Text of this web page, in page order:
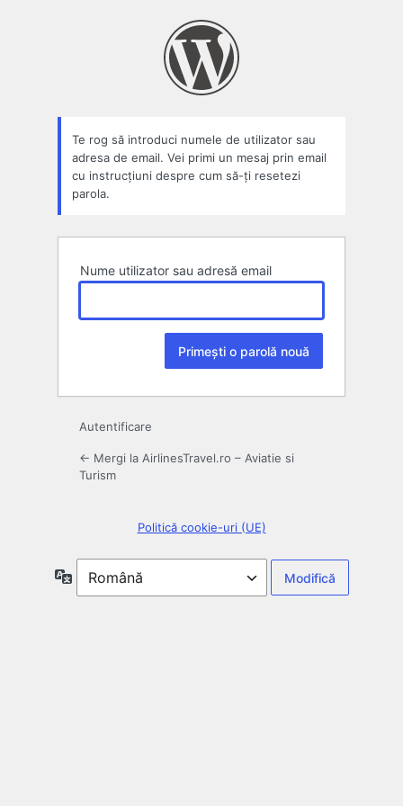
Te rog să introduci numele de utilizator sau
adresa de email. Vei primi un mesaj prin email
cu instrucțiuni despre cum să-ți resetezi
parola.
Nume utilizator sau adresă email
Autentificare
← Mergi la AirlinesTravel.ro – Aviatie si
Turism
Politică cookie-uri (UE)
Limbă